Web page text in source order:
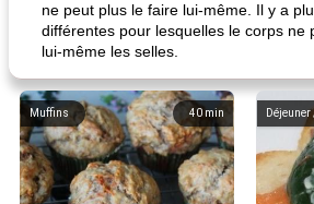
ne peut plus le faire lui-même. Il y a
différentes pour lesquelles le corps ne
lui-même les selles.
40 min
Muffins Déjeuner